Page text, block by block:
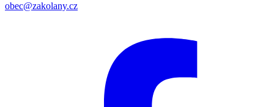
obec@zakolany.cz